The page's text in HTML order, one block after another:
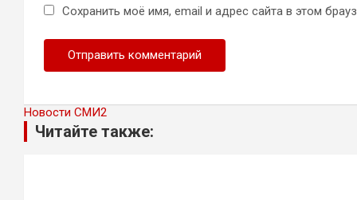
Сохранить моё имя, email и адрес сайта в этом
Новости СМИ2
Читайте также: